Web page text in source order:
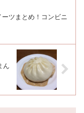
ーツまとめ！コンビニ
ん